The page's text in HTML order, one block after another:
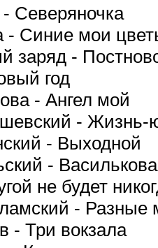
Северяночка
- Синие мои
заряд -
год
- Ангел мой
- Жизнь-
- Выходной
-
не будет
- Разные
- Три вокзала